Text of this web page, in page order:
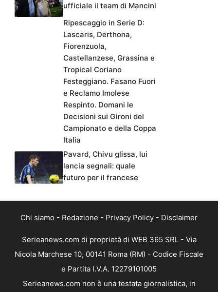
ufficiale il team di Mancini
Ripescaggio in Serie D:
Lascaris, Derthona,
Fiorenzuola,
Castellanzese, Grassina e
Tropical Coriano
Festeggiano. Fasano Fuori
e Reclamo Imolese
Respinto. Domani le
Decisioni sui Gironi del
Campionato e della Coppa
Italia
Pavard, Chivu glissa, lui
lancia segnali: quale
futuro per il francese
Chi siamo - Redazione - Privacy Policy - Disclaimer
Serieanews.com di proprietà di WEB 365 SRL - Via
Nicola Marchese 10, 00141 Roma (RM) - Codice Fiscale
e Partita I.V.A. 12279101005
Serieanews.com non è una testata giornalistica, in